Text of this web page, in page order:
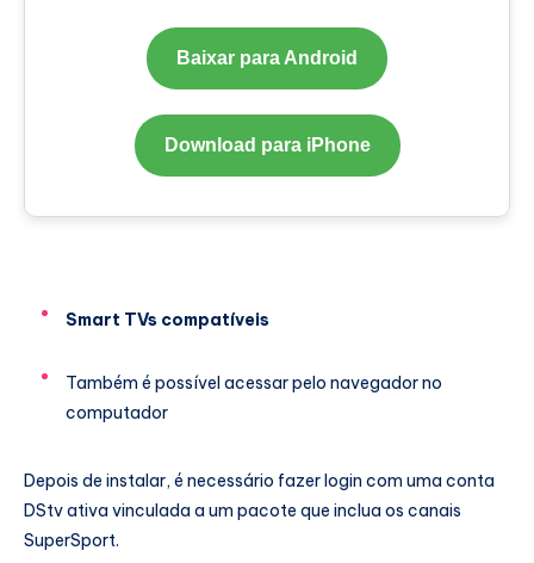
Baixar para Android
Download para iPhone
Smart TVs compatíveis
Também é possível acessar pelo navegador no
computador
Depois de instalar, é necessário fazer login com uma conta
DStv ativa vinculada a um pacote que inclua os canais
SuperSport.